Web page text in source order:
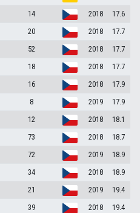
14 2018
17.6
20 2018
17.7
52 2018
17.7
18 2018
17.7
16 2018
17.9
8 2019
17.9
12 2018
18.1
73 2018
18.7
72 2019
18.9
34 2018
18.9
21 2019
19.4
39 2018
19.4